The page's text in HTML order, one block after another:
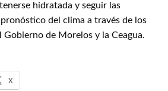
hidratada y seguir las
del clima a través de los
Gobierno de Morelos y la Ceagua.
X